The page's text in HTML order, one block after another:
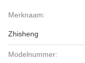
Merknaam:
Zhisheng
Modelnummer: